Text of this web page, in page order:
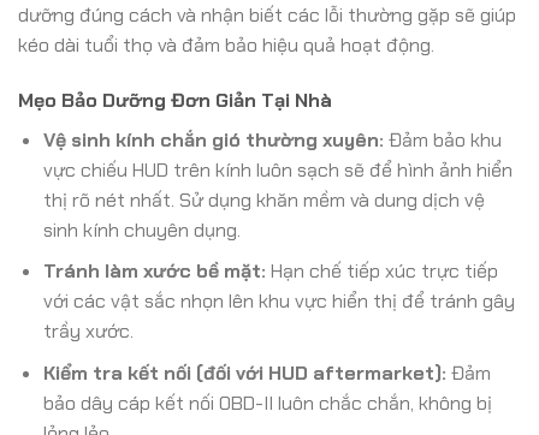
dưỡng đúng cách và nhận biết các lỗi thường gặp sẽ giúp
kéo dài tuổi thọ và đảm bảo hiệu quả hoạt động.
Mẹo Bảo Dưỡng Đơn Giản Tại Nhà
Vệ sinh kính chắn gió thường xuyên: Đảm bảo khu
vực chiếu HUD trên kính luôn sạch sẽ để hình ảnh hiển
thị rõ nét nhất. Sử dụng khăn mềm và dung dịch vệ
sinh kính chuyên dụng.
Tránh làm xước bề mặt: Hạn chế tiếp xúc trực tiếp
với các vật sắc nhọn lên khu vực hiển thị để tránh gây
trầy xước.
Kiểm tra kết nối (đối với HUD aftermarket): Đảm
bảo dây cáp kết nối OBD-II luôn chắc chắn, không bị